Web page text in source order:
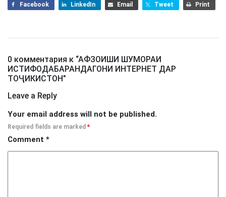
Facebook LinkedIn Email Tweet Print
0 комментария к “АФЗОИШИ ШУМОРАИ
ИСТИФОДАБАРАНДАГОНИ ИНТЕРНЕТ ДАР
ТОҶИКИСТОН”
Leave a Reply
Your email address will not be published.
Required fields are marked *
Comment *